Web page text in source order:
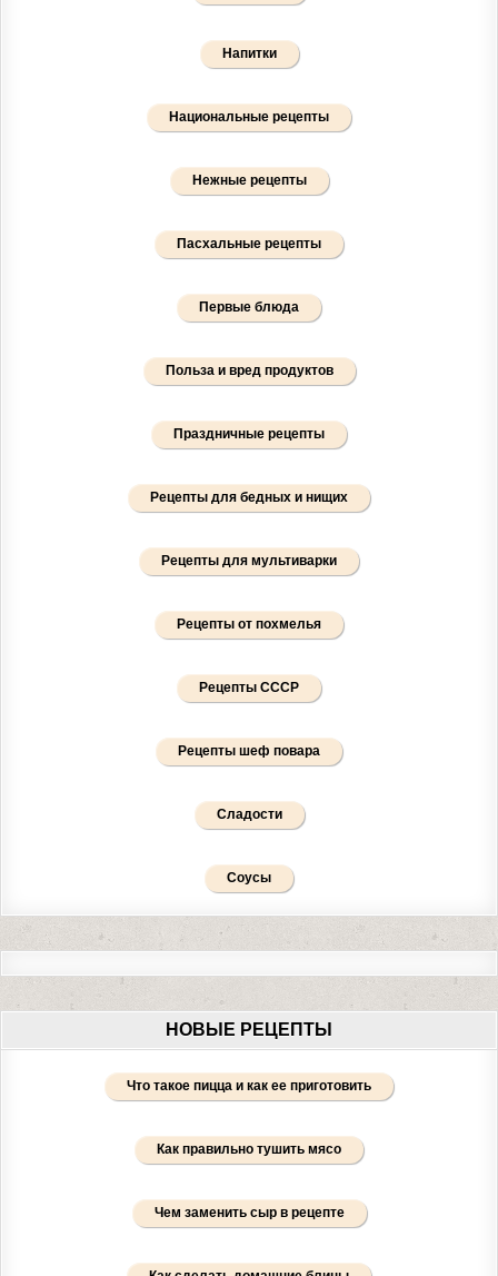
Напитки
Национальные рецепты
Нежные рецепты
Пасхальные рецепты
Первые блюда
Польза и вред продуктов
Праздничные рецепты
Рецепты для бедных и нищих
Рецепты для мультиварки
Рецепты от похмелья
Рецепты СССР
Рецепты шеф повара
Сладости
Соусы
НОВЫЕ РЕЦЕПТЫ
Что такое пицца и как ее приготовить
Как правильно тушить мясо
Чем заменить сыр в рецепте